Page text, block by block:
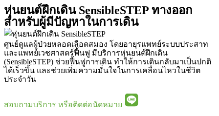
หุ่นยนต์ฝึกเดิน SensibleSTEP ทางออก
สำหรับผู้มีปัญหาในการเดิน
ศูนย์ดูแลผู้ป่วยหลอดเลือดสมอง โดยอายุรแพทย์ระบบประสาท
และแพทย์เวชศาสตร์ฟื้นฟู มีบริการหุ่นยนต์ฝึกเดิน
(SensibleSTEP) ช่วยฟื้นฟูการเดิน ทำให้การเดินกลับมาเป็นปกติ
ได้เร็วขึ้น และช่วยเพิ่มความมั่นใจในการเคลื่อนไหวในชีวิต
ประจำวัน
สอบถามบริการ หรือติดต่อนัดหมาย